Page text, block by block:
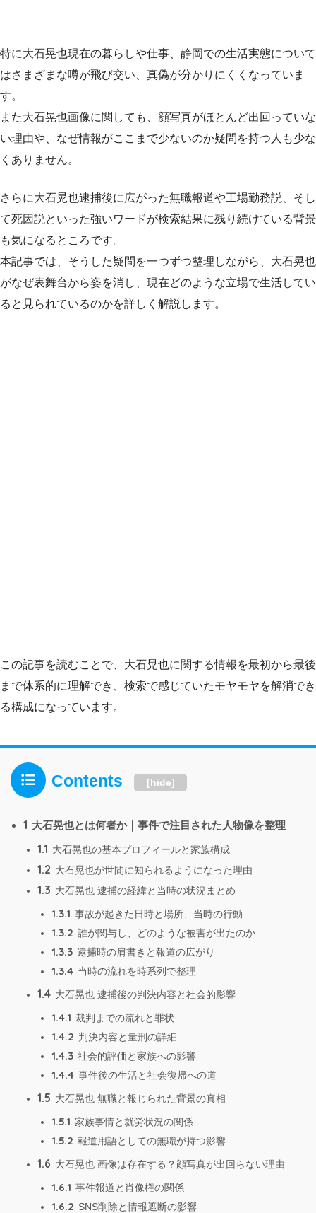
特に大石晃也現在の暮らしや仕事、静岡での生活実態について
はさまざまな噂が飛び交い、真偽が分かりにくくなっていま
す。
また大石晃也画像に関しても、顔写真がほとんど出回っていな
い理由や、なぜ情報がここまで少ないのか疑問を持つ人も少な
くありません。
さらに大石晃也逮捕後に広がった無職報道や工場勤務説、そし
て死因説といった強いワードが検索結果に残り続けている背景
も気になるところです。
本記事では、そうした疑問を一つずつ整理しながら、大石晃也
がなぜ表舞台から姿を消し、現在どのような立場で生活してい
ると見られているのかを詳しく解説します。
この記事を読むことで、大石晃也に関する情報を最初から最後
まで体系的に理解でき、検索で感じていたモヤモヤを解消でき
る構成になっています。
Contents [hide]
1 大石晃也とは何者か｜事件で注目された人物像を整理
1.1 大石晃也の基本プロフィールと家族構成
1.2 大石晃也が世間に知られるようになった理由
1.3 大石晃也 逮捕の経緯と当時の状況まとめ
1.3.1 事故が起きた日時と場所、当時の行動
1.3.2 誰が関与し、どのような被害が出たのか
1.3.3 逮捕時の肩書きと報道の広がり
1.3.4 当時の流れを時系列で整理
1.4 大石晃也 逮捕後の判決内容と社会的影響
1.4.1 裁判までの流れと罪状
1.4.2 判決内容と量刑の詳細
1.4.3 社会的評価と家族への影響
1.4.4 事件後の生活と社会復帰への道
1.5 大石晃也 無職と報じられた背景の真相
1.5.1 家族事情と就労状況の関係
1.5.2 報道用語としての無職が持つ影響
1.6 大石晃也 画像は存在する？顔写真が出回らない理由
1.6.1 事件報道と肖像権の関係
1.6.2 SNS削除と情報遮断の影響